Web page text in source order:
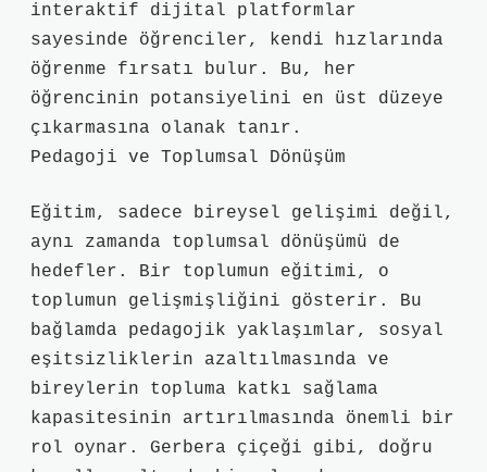
interaktif dijital platformlar
sayesinde öğrenciler, kendi hızlarında
öğrenme fırsatı bulur. Bu, her
öğrencinin potansiyelini en üst düzeye
çıkarmasına olanak tanır.
Pedagoji ve Toplumsal Dönüşüm
Eğitim, sadece bireysel gelişimi değil,
aynı zamanda toplumsal dönüşümü de
hedefler. Bir toplumun eğitimi, o
toplumun gelişmişliğini gösterir. Bu
bağlamda pedagojik yaklaşımlar, sosyal
eşitsizliklerin azaltılmasında ve
bireylerin topluma katkı sağlama
kapasitesinin artırılmasında önemli bir
rol oynar. Gerbera çiçeği gibi, doğru